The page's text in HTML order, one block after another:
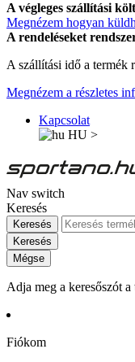
A végleges szállítási
Megnézem hogyan
A rendeléseket
A szállítási idő a termék
Megnézem a részletes
Kapcsolat
HU >
Nav switch
Keresés
Keresés
Keresés
Mégse
Adja meg a keresőszót
Fiókom